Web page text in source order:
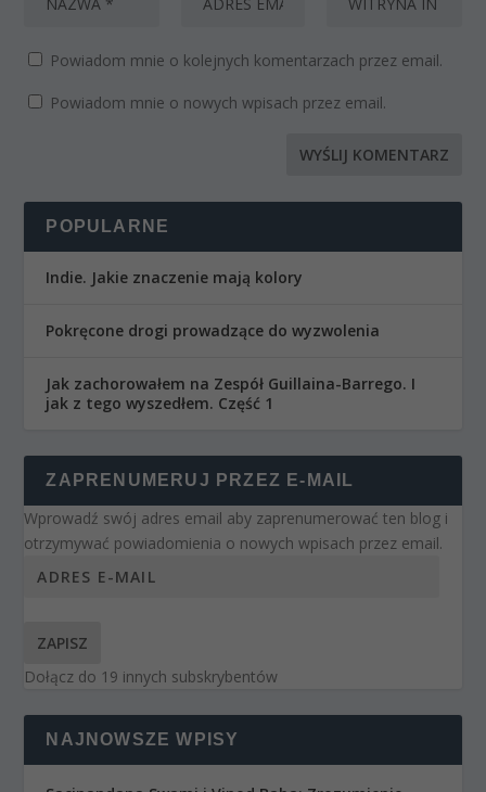
Powiadom mnie o kolejnych komentarzach przez email.
Powiadom mnie o nowych wpisach przez email.
POPULARNE
Indie. Jakie znaczenie mają kolory
Pokręcone drogi prowadzące do wyzwolenia
Jak zachorowałem na Zespół Guillaina-Barrego. I
jak z tego wyszedłem. Część 1
ZAPRENUMERUJ PRZEZ E-MAIL
Wprowadź swój adres email aby zaprenumerować ten blog i
otrzymywać powiadomienia o nowych wpisach przez email.
ZAPISZ
Dołącz do 19 innych subskrybentów
NAJNOWSZE WPISY